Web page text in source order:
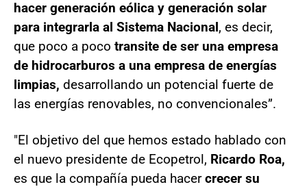
hacer generación eólica y generación solar
para integrarla al Sistema Nacional, es decir,
que poco a poco transite de ser una empresa
de hidrocarburos a una empresa de energías
limpias, desarrollando un potencial fuerte de
las energías renovables, no convencionales”.
"El objetivo del que hemos estado hablado con
el nuevo presidente de Ecopetrol, Ricardo Roa,
es que la compañía pueda hacercrecer su